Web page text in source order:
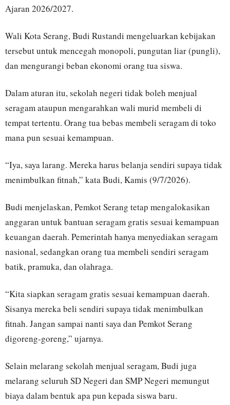
Ajaran 2026/2027.
Wali Kota Serang, Budi Rustandi mengeluarkan kebijakan
tersebut untuk mencegah monopoli, pungutan liar (pungli),
dan mengurangi beban ekonomi orang tua siswa.
Dalam aturan itu, sekolah negeri tidak boleh menjual
seragam ataupun mengarahkan wali murid membeli di
tempat tertentu. Orang tua bebas membeli seragam di toko
mana pun sesuai kemampuan.
“Iya, saya larang. Mereka harus belanja sendiri supaya tidak
menimbulkan fitnah,” kata Budi, Kamis (9/7/2026).
Budi menjelaskan, Pemkot Serang tetap mengalokasikan
anggaran untuk bantuan seragam gratis sesuai kemampuan
keuangan daerah. Pemerintah hanya menyediakan seragam
nasional, sedangkan orang tua membeli sendiri seragam
batik, pramuka, dan olahraga.
“Kita siapkan seragam gratis sesuai kemampuan daerah.
Sisanya mereka beli sendiri supaya tidak menimbulkan
fitnah. Jangan sampai nanti saya dan Pemkot Serang
digoreng-goreng,” ujarnya.
Selain melarang sekolah menjual seragam, Budi juga
melarang seluruh SD Negeri dan SMP Negeri memungut
biaya dalam bentuk apa pun kepada siswa baru.